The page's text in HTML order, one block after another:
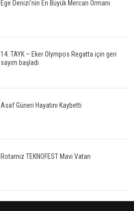
Ege Denizi’nin En Büyük Mercan Ormanı
14. TAYK – Eker Olympos Regatta için geri
sayım başladı
Asaf Güneri Hayatını Kaybetti
Rotamız TEKNOFEST Mavi Vatan